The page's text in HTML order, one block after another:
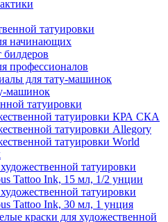
татуировки
начинающих
профессионалов
для тату-машинок
машинок
татуировки
татуировки КРА СКА
татуировки Allegory
татуировки World
татуировки
Tattoo Ink, 15 мл, 1/2 унции
татуировки
Tattoo Ink, 30 мл, 1 унция
краски для художественной